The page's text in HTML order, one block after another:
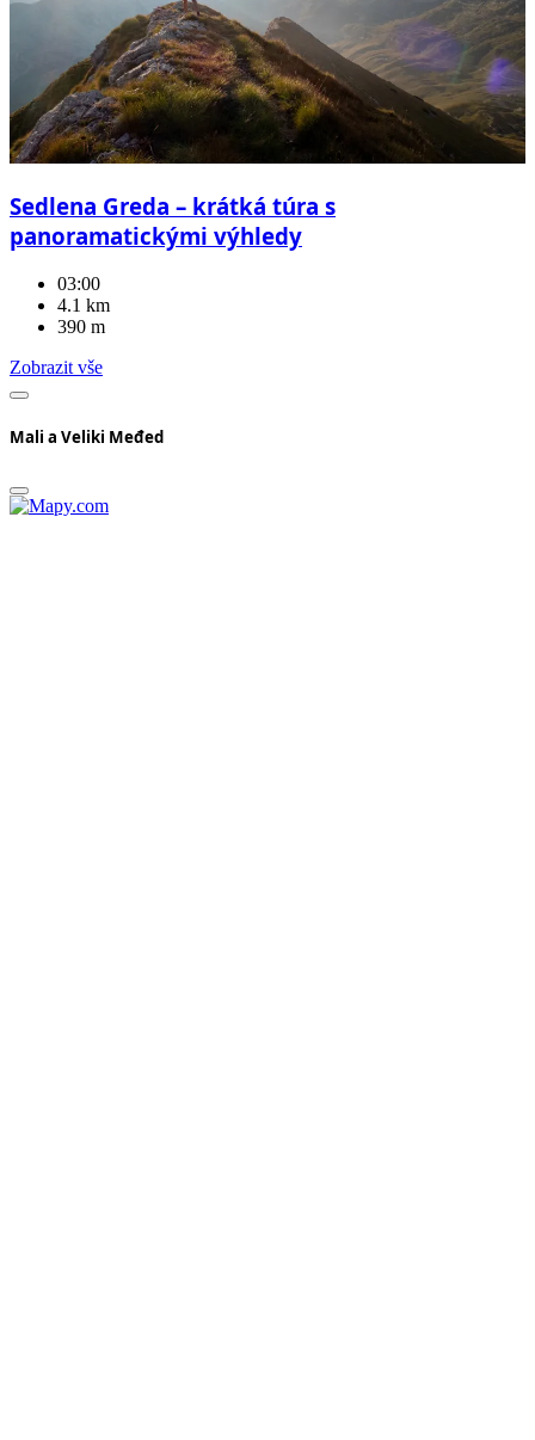
Sedlena Greda – krátká túra s
panoramatickými výhledy
03:00
4.1 km
390 m
Zobrazit vše
Mali a Veliki Međed